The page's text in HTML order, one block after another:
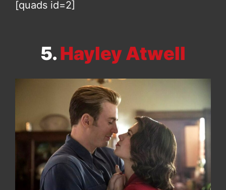
[quads id=2]
5.Hayley Atwell